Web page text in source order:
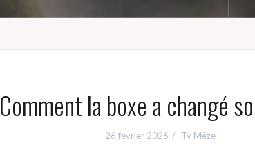
Comment la boxe a changé
26 février 2026 Tv Mèze